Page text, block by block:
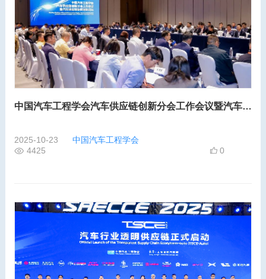
中国汽车工程学会汽车供应链创新分会工作会议暨汽车供应链协同创新论坛在重庆成功召开
2025-10-23
中国汽车工程学会
4425
0